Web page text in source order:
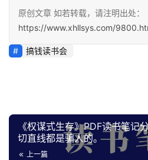
运
百
业
源
原创文章 如若转载，请注明出处：
https://www.xhllsys.com/
搞钱读书会
《权谋式生存》PDF读书笔记
切直线都是骗人的。
上一篇